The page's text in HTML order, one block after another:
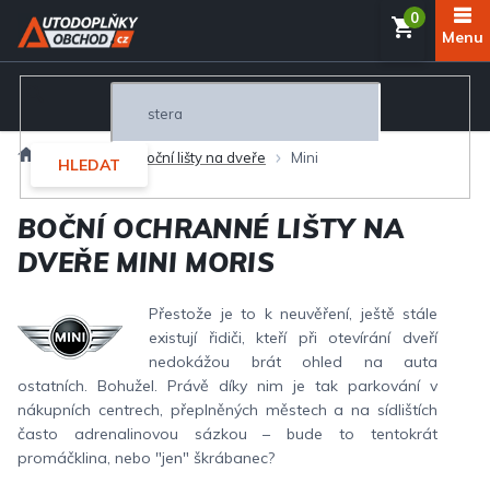
Přejít
obsah
HLEDAT
Exteriér Boční lišty na dveře Mini
BOČNÍ OCHRANNÉ LIŠTY NA
DVEŘE MINI MORIS
Přestože je to k neuvěření, ještě stále
existují řidiči, kteří při otevírání dveří
nedokážou brát ohled na auta
ostatních. Bohužel. Právě díky nim je tak parkování v
nákupních centrech, přeplněných městech a na sídlištích
často adrenalinovou sázkou – bude to tentokrát
promáčklina, nebo "jen" škrábanec?